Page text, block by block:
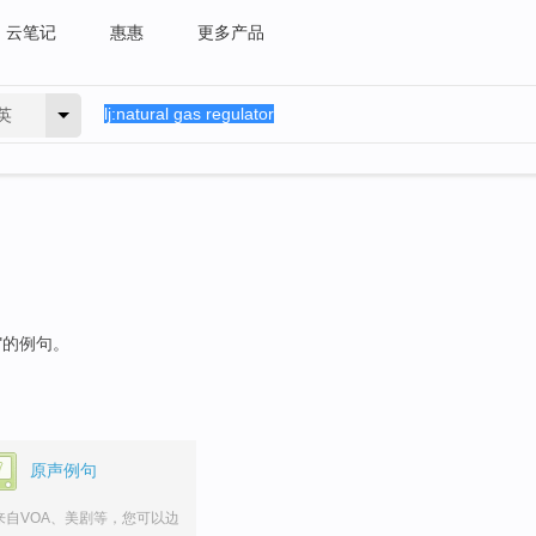
云笔记 惠惠 更多产品
例句。
原声例句
自VOA、美剧等，您可以边